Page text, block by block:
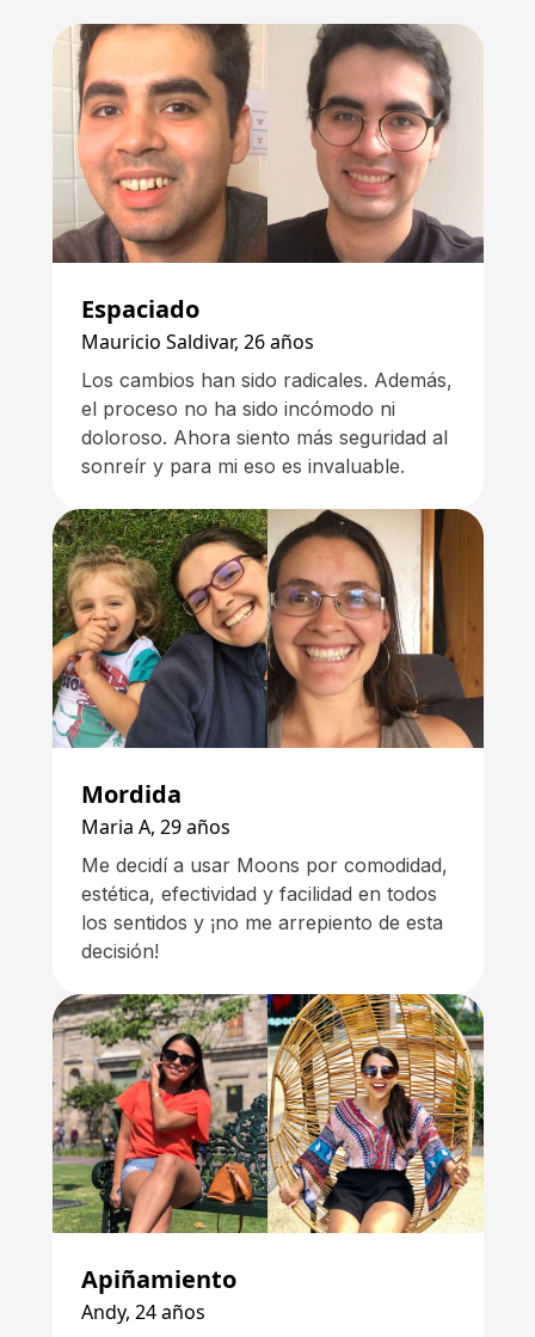
Espaciado
Mauricio Saldivar, 26 años
Los cambios han sido radicales. Además,
el proceso no ha sido incómodo ni
doloroso. Ahora siento más seguridad al
sonreír y para mi eso es invaluable.
Mordida
Maria A, 29 años
Me decidí a usar Moons por comodidad,
estética, efectividad y facilidad en todos
los sentidos y ¡no me arrepiento de esta
decisión!
Apiñamiento
Andy, 24 años